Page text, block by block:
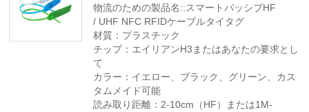
物流のための製品名::スマートパッシブHF
/ UHF NFC RFIDケーブルタイタグ
材質：プラスチック
チップ：エイリアンH3またはあなたの要求とし
て
カラー：イエロー、ブラック、グリーン、カス
タムメイド可能
読み取り距離：2-10cm（HF）または1M-